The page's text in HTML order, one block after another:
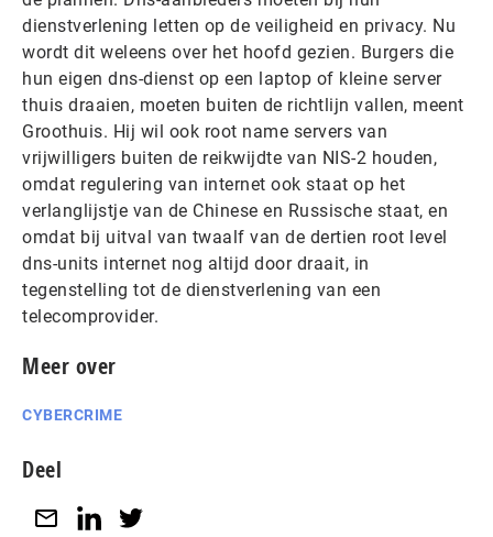
dienstverlening letten op de veiligheid en privacy. Nu
wordt dit weleens over het hoofd gezien. Burgers die
hun eigen dns-dienst op een laptop of kleine server
thuis draaien, moeten buiten de richtlijn vallen, meent
Groothuis. Hij wil ook root name servers van
vrijwilligers buiten de reikwijdte van NIS-2 houden,
omdat regulering van internet ook staat op het
verlanglijstje van de Chinese en Russische staat, en
omdat bij uitval van twaalf van de dertien root level
dns-units internet nog altijd door draait, in
tegenstelling tot de dienstverlening van een
telecomprovider.
Meer over
CYBERCRIME
Deel